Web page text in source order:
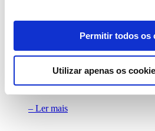
Permitir todos os
Utilizar apenas os
Continente Equilíbrio
nacionais 0% açúcares
– Ler mais